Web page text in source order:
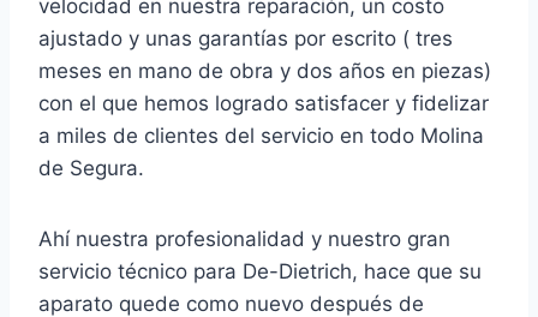
velocidad en nuestra reparación, un costo
ajustado y unas garantías por escrito ( tres
meses en mano de obra y dos años en piezas)
con el que hemos logrado satisfacer y fidelizar
a miles de clientes del servicio en todo Molina
de Segura.
Ahí nuestra profesionalidad y nuestro gran
servicio técnico para De-Dietrich, hace que su
aparato quede como nuevo después de